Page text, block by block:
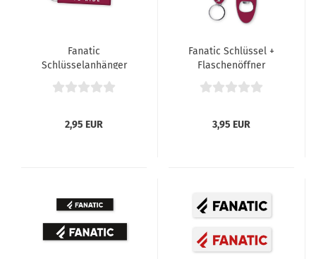
Fanatic
Schlüsselanhänger
Addicted To Ride
2,95 EUR
Fanatic Schlüssel +
Flaschenöffner
3,95 EUR